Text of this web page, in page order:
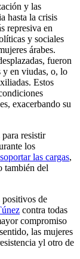
y las
hasta la crisis
represiva en
y sociales
árabes.
fueron
y en viudas, o, lo
Estos
exacerbando su
resistir
los
soportar las cargas,
también del
positivos de
contra todas
compromiso
las mujeres
yl otro de